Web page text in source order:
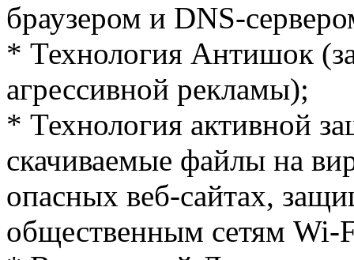
браузером и DNS-
* Технология Антишок
агрессивной рекламы);
* Технология активной
скачиваемые файлы на
опасных веб-сайтах,
общественным сетям Wi-